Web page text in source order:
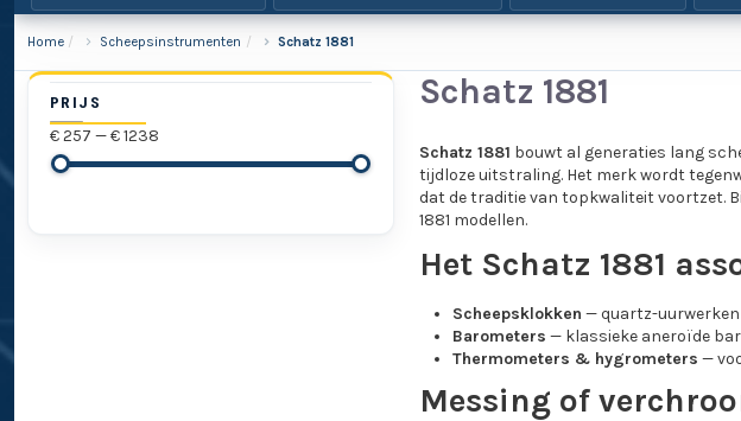
Home Scheepsinstrumenten Schatz 1881
Schatz 1881
Schatz 1881 bouwt al generaties lang
tijdloze uitstraling. Het merk wordt
dat de traditie van topkwaliteit voortzet.
1881 modellen.
Het Schatz 1881
Scheepsklokken — quartz-
Barometers — klassieke aneroïde
Thermometers & hygrometers —
Messing of
PRIJS
€ 257 — € 1238